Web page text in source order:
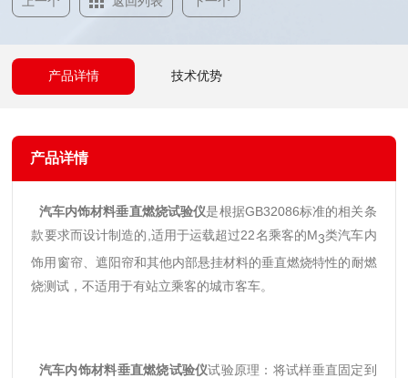
产品详情 技术优势
产品详情
汽车内饰材料垂直燃烧试验仪是根据GB32086标准的相关条
款要求而设计制造的, 适用于运载超过22名乘客的M3类汽车内
饰用窗帘、遮阳帘和其他内部悬挂材料的垂直燃烧特性的耐燃
烧测试，不适用于有站立乘客的城市客车。
汽车内饰材料垂直燃烧试验仪试验原理：将试样垂直固定到